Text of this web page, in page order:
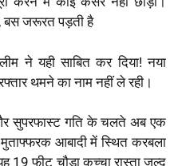
बस जरूरत पड़ती है
ने यही साबित कर दिया! नया
थमने का नाम नहीं ले रही।
सुपरफास्ट गति के चलते अब एक
मुताफ्फरक आबादी में स्थित करबला
19 फीट चौड़ा कच्चा रास्ता जल्द